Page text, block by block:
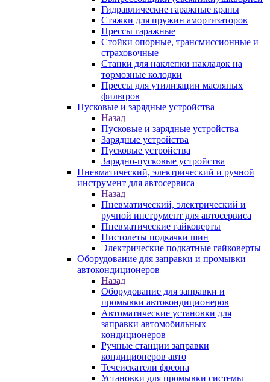
Гидравлические гаражные краны
Стяжки для пружин амортизаторов
Прессы гаражные
Стойки опорные, трансмиссионные и
страховочные
Станки для наклепки накладок на
тормозные колодки
Прессы для утилизации масляных
фильтров
Пусковые и зарядные устройства
Назад
Пусковые и зарядные устройства
Зарядные устройства
Пусковые устройства
Зарядно-пусковые устройства
Пневматический, электрический и ручной
инструмент для автосервиса
Назад
Пневматический, электрический и
ручной инструмент для автосервиса
Пневматические гайковерты
Пистолеты подкачки шин
Электрические подкатные гайковерты
Оборудование для заправки и промывки
автокондиционеров
Назад
Оборудование для заправки и
промывки автокондиционеров
Автоматические установки для
заправки автомобильных
кондиционеров
Ручные станции заправки
кондиционеров авто
Течеискатели фреона
Установки для промывки системы